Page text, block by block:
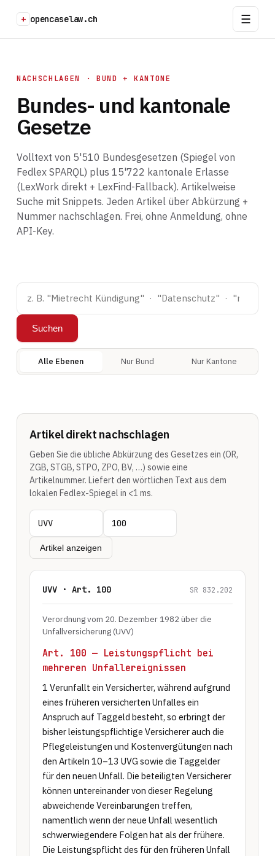
+ opencaselaw.ch
NACHSCHLAGEN · BUND + KANTONE
Bundes- und kantonale
Gesetze
Volltext von 5'510 Bundesgesetzen (Spiegel von
Fedlex SPARQL) plus 15'722 kantonale Erlasse
(LexWork direkt + LexFind-Fallback). Artikelweise
Suche mit Snippets. Jeden Artikel über Abkürzung +
Nummer nachschlagen. Frei, ohne Anmeldung, ohne
API-Key.
Suchen
Alle Ebenen Nur Bund Nur Kantone
Artikel direkt nachschlagen
Geben Sie die übliche Abkürzung des Gesetzes ein (OR,
ZGB, STGB, STPO, ZPO, BV, …) sowie eine
Artikelnummer. Liefert den wörtlichen Text aus dem
lokalen Fedlex-Spiegel in <1 ms.
Artikel anzeigen
UVV · Art. 100 SR 832.202
Verordnung vom 20. Dezember 1982 über die
Unfallversicherung (UVV)
Art. 100 — Leistungspflicht bei
mehreren Unfallereignissen
1 Verunfallt ein Versicherter, während aufgrund
eines früheren versicherten Unfalles ein
Anspruch auf Taggeld besteht, so erbringt der
bisher leistungspflichtige Versicherer auch die
Pflegeleistungen und Kostenvergütungen nach
den Artikeln 10–13 UVG sowie die Taggelder
für den neuen Unfall. Die beteiligten Versicherer
können untereinander von dieser Regelung
abweichende Vereinbarungen treffen,
namentlich wenn der neue Unfall wesentlich
schwerwiegendere Folgen hat als der frühere.
Die Leistungspflicht des für den früheren Unfall